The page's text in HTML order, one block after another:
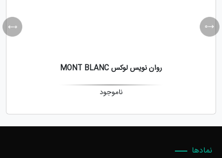
روان نویس لوکس MONT BLANC
ناموجود
نمادها